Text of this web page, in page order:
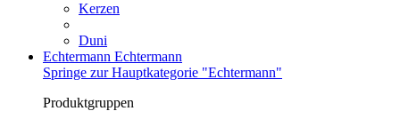
Kerzen
Duni
Echtermann Echtermann
Springe zur Hauptkategorie "Echtermann"
Produktgruppen